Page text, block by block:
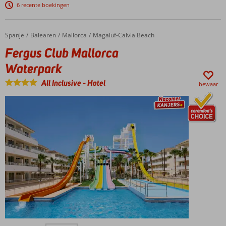
Gezellige
restaurants,
winkels
Entertainment,
kids clubs en
splash pool!
genieten
6 recente boekingen
Home
Spanje Balearen Mallorca Magaluf-Calvia Beach
Fergus Club Mallorca Waterpark
Fergus Club Mallorca
Waterpark
All Inclusive-Hotel bewaar
Compleet